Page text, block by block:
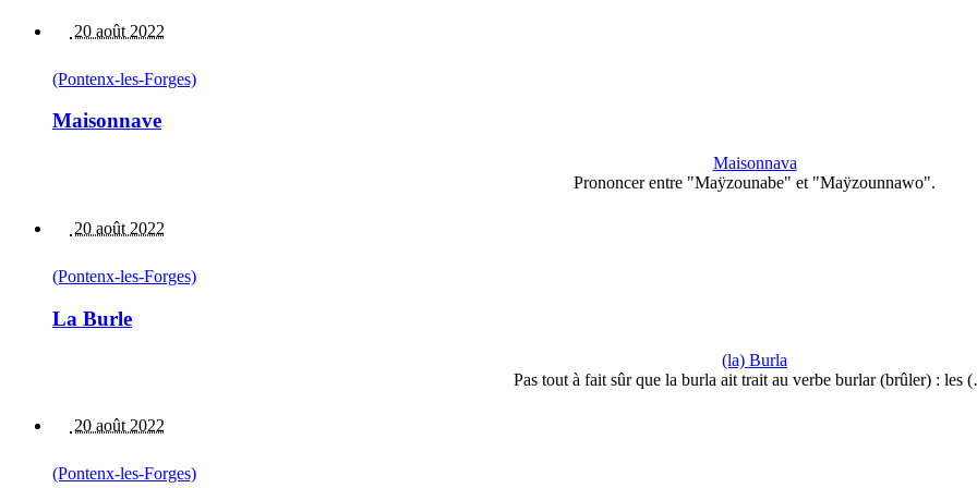
20 août 2022
(Pontenx-les-Forges)
Maisonnave
Maisonnava
Prononcer entre "Maÿzounabe" et "Maÿzounnawo".
20 août 2022
(Pontenx-les-Forges)
La Burle
(la) Burla
Pas tout à fait sûr que la burla ait trait au verbe burlar (brûler) : les
20 août 2022
(Pontenx-les-Forges)